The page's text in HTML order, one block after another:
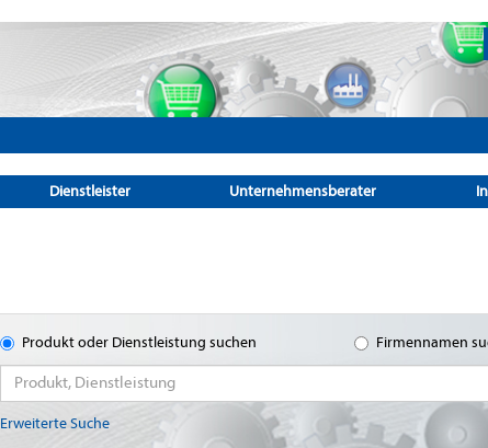
Dienstleister Unternehmensberater
Produkt oder Dienstleistung suchen Firmennamen
Erweiterte Suche